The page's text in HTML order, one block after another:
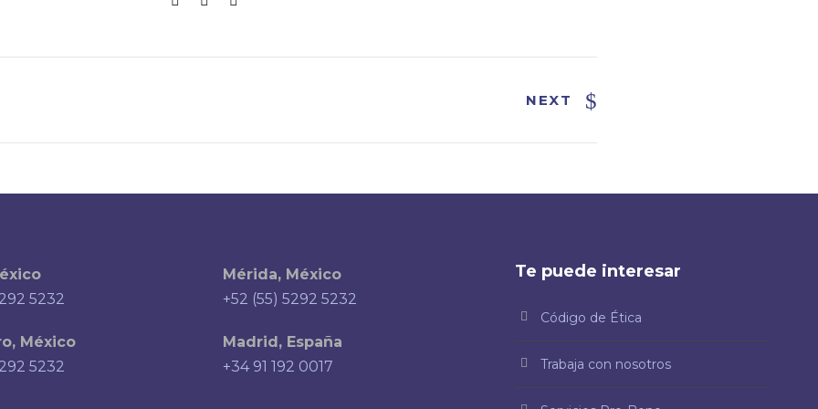
NEXT
5232
México
5232
Mérida, México
+52 (55) 5292 5232
Madrid, España
+34 91 192 0017
Te puede interesar
Código de Ética
Trabaja con nosotros